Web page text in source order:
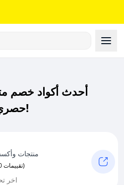
أحدث أكواد خصم
حصري لـ متجر باستل الآن!
منتجات
(0 تقييمات)
اخر